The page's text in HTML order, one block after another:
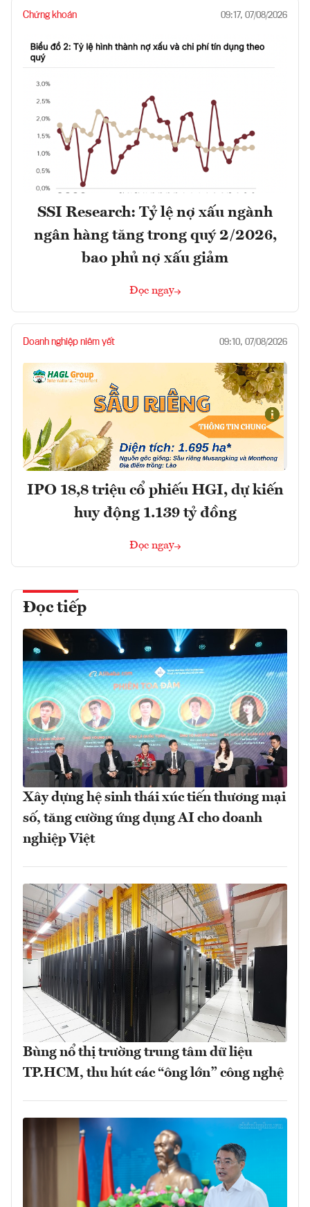
Chứng khoán 09:17, 07/08/2026
SSI Research: Tỷ lệ nợ xấu ngành
ngân hàng tăng trong quý 2/2026,
bao phủ nợ xấu giảm
Đọc ngay
Doanh nghiệp niêm yết 09:10, 07/08/2026
IPO 18,8 triệu cổ phiếu HGI, dự kiến
huy động 1.139 tỷ đồng
Đọc ngay
Đọc tiếp
Xây dựng hệ sinh thái xúc tiến thương mại
số, tăng cường ứng dụng AI cho doanh
nghiệp Việt
Bùng nổ thị trường trung tâm dữ liệu
TP.HCM, thu hút các “ông lớn” công nghệ